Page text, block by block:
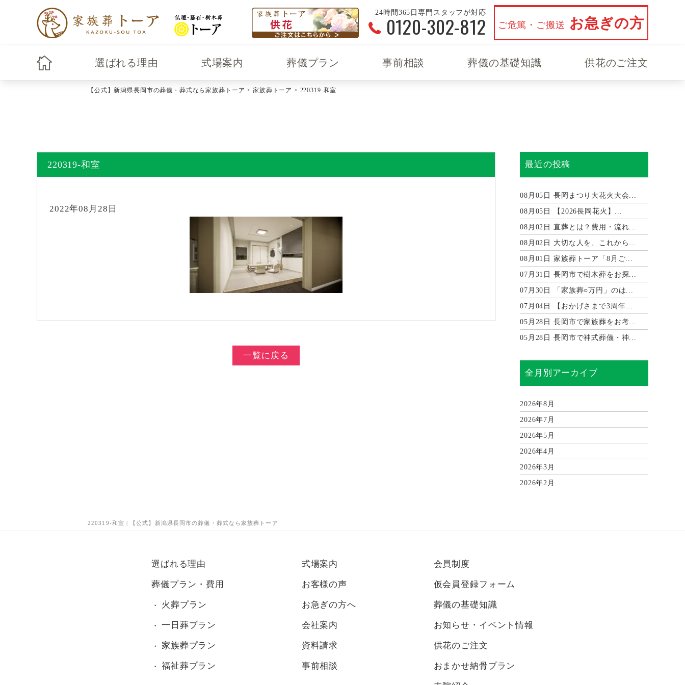
24時間365日専門スタッフが対応
0120-302-812 ご危篤・ご搬送 お急ぎの方
選ばれる理由 式場案内 葬儀プラン 事前相談 葬儀の基礎知識 供花のご注文
【公式】新潟県長岡市の葬儀・葬式なら家族葬トーア > 家族葬トーア > 220319-和室
220319-和室 | 【公式】新潟県長岡市の葬儀・葬式なら家族葬トーア
220319-和室
2022年08月28日
一覧に戻る
最近の投稿
08月05日 長岡まつり大花火大会...
08月05日 【2026長岡花火】...
08月02日 直葬とは？費用・流れ...
08月02日 大切な人を、これから...
08月01日 家族葬トーア「8月ご...
07月31日 長岡市で樹木葬をお探...
07月30日 「家族葬○万円」のは...
07月04日 【おかげさまで3周年...
05月28日 長岡市で家族葬をお考...
05月28日 長岡市で神式葬儀・神...
全月別アーカイブ
2026年8月
2026年7月
2026年5月
2026年4月
2026年3月
2026年2月
2025年5月
選ばれる理由
葬儀プラン・費用
火葬プラン
一日葬プラン
家族葬プラン
福祉葬プラン
式場案内
お客様の声
お急ぎの方へ
会社案内
資料請求
事前相談
会員制度
仮会員登録フォーム
葬儀の基礎知識
お知らせ・イベント情報
供花のご注文
おまかせ納骨プラン